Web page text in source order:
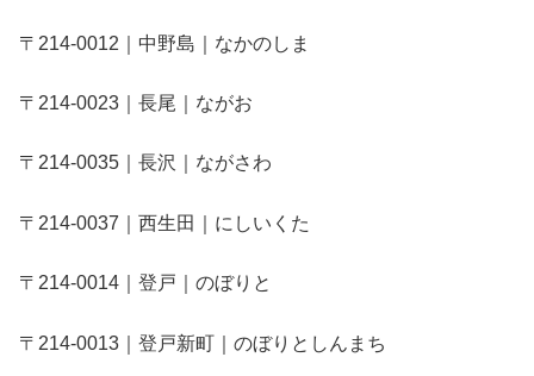
〒214-0012｜中野島｜なかのしま
〒214-0023｜長尾｜ながお
〒214-0035｜長沢｜ながさわ
〒214-0037｜西生田｜にしいくた
〒214-0014｜登戸｜のぼりと
〒214-0013｜登戸新町｜のぼりとしんまち